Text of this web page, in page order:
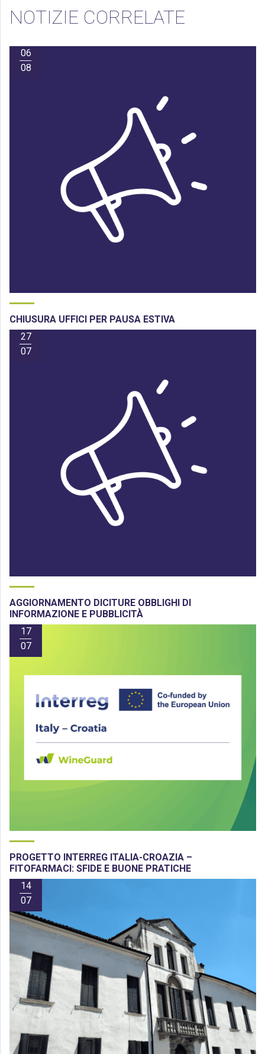
NOTIZIE CORRELATE
06
08
CHIUSURA UFFICI PER PAUSA ESTIVA
27
07
AGGIORNAMENTO DICITURE OBBLIGHI DI
INFORMAZIONE E PUBBLICITÀ
17
07
PROGETTO INTERREG ITALIA-CROAZIA –
FITOFARMACI: SFIDE E BUONE PRATICHE
14
07